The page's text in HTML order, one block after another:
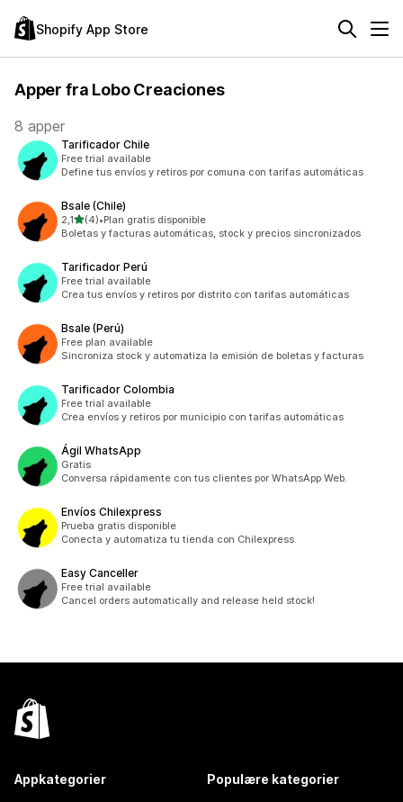
Shopify App Store
Apper fra Lobo Creaciones
8 apper
Tarificador Chile
Free trial available
Define tus envíos y retiros por comuna con tarifas automáticas
Bsale (Chile)
2,1av 5 stjerner
(4)
Totalt 4 omtaler
•Plan gratis disponible
Boletas y facturas automáticas, stock y precios sincronizados
Tarificador Perú
Free trial available
Crea tus envíos y retiros por distrito con tarifas automáticas
Bsale (Perú)
Free plan available
Sincroniza stock y automatiza la emisión de boletas y facturas
Tarificador Colombia
Free trial available
Crea envíos y retiros por municipio con tarifas automáticas
Ágil WhatsApp
Gratis
Conversa rápidamente con tus clientes por WhatsApp Web.
Envíos Chilexpress
Prueba gratis disponible
Conecta y automatiza tu tienda con Chilexpress.
Easy Canceller
Free trial available
Cancel orders automatically and release held stock!
Appkategorier Populære kategorier